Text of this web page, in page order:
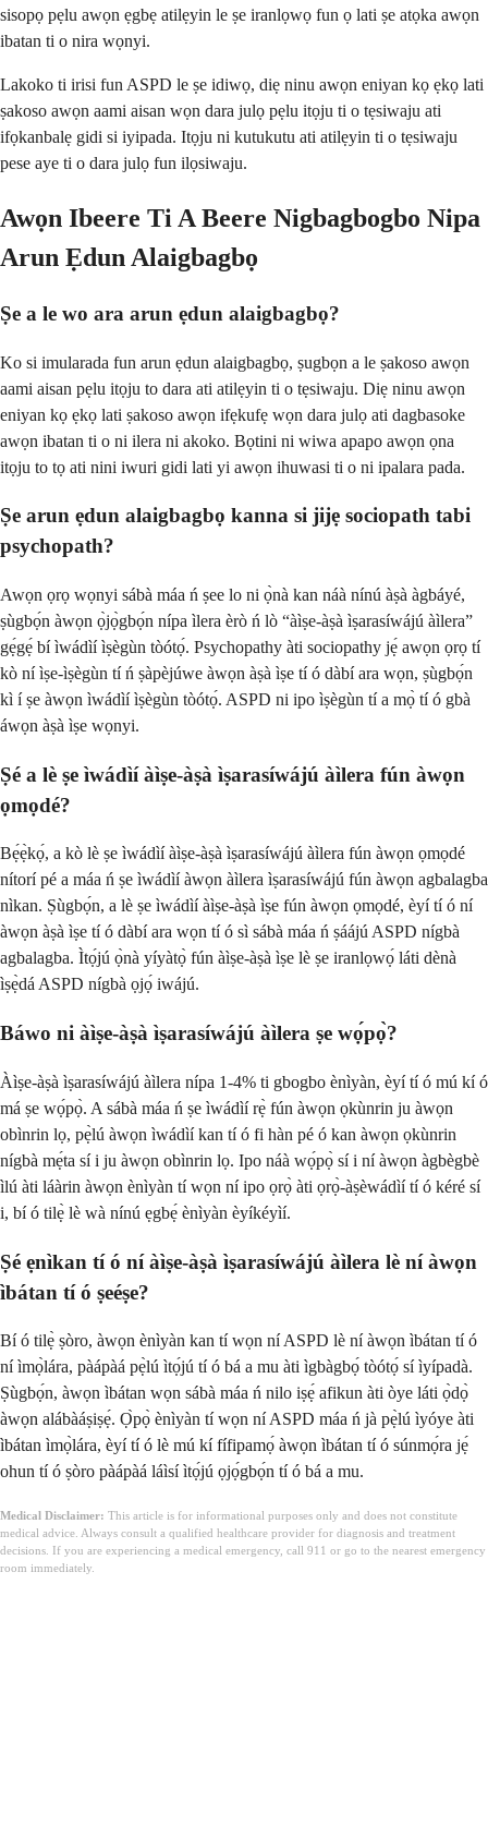
sisopọ pẹlu awọn ẹgbẹ atilẹyin le ṣe iranlọwọ fun ọ lati ṣe atọka awọn
ibatan ti o nira wọnyi.
Lakoko ti irisi fun ASPD le ṣe idiwọ, diẹ ninu awọn eniyan kọ ẹkọ lati
ṣakoso awọn aami aisan wọn dara julọ pẹlu itọju ti o tẹsiwaju ati
ifọkanbalẹ gidi si iyipada. Itọju ni kutukutu ati atilẹyin ti o tẹsiwaju
pese aye ti o dara julọ fun ilọsiwaju.
Awọn Ibeere Ti A Beere Nigbagbogbo Nipa
Arun Ẹdun Alaigbagbọ
Ṣe a le wo ara arun ẹdun alaigbagbọ?
Ko si imularada fun arun ẹdun alaigbagbọ, ṣugbọn a le ṣakoso awọn
aami aisan pẹlu itọju to dara ati atilẹyin ti o tẹsiwaju. Diẹ ninu awọn
eniyan kọ ẹkọ lati ṣakoso awọn ifẹkufẹ wọn dara julọ ati dagbasoke
awọn ibatan ti o ni ilera ni akoko. Bọtini ni wiwa apapo awọn ọna
itọju to tọ ati nini iwuri gidi lati yi awọn ihuwasi ti o ni ipalara pada.
Ṣe arun ẹdun alaigbagbọ kanna si jijẹ sociopath tabi
psychopath?
Awọn ọrọ wọnyi sábà máa ń ṣee lo ni ọ̀nà kan náà nínú àṣà àgbáyé,
ṣùgbọ́n àwọn ọ̀jọ̀gbọ́n nípa ìlera èrò ń lò “àìṣe-àṣà ìṣarasíwájú àìlera”
gẹ́gẹ́ bí ìwádìí ìṣègùn tòótọ́. Psychopathy àti sociopathy jẹ́ awọn ọrọ tí
kò ní ìṣe-ìṣègùn tí ń ṣàpèjúwe àwọn àṣà ìṣe tí ó dàbí ara wọn, ṣùgbọ́n
kì í ṣe àwọn ìwádìí ìṣègùn tòótọ́. ASPD ni ipo ìṣègùn tí a mọ̀ tí ó gbà
áwọn àṣà ìṣe wọnyi.
Ṣé a lè ṣe ìwádìí àìṣe-àṣà ìṣarasíwájú àìlera fún àwọn
ọmọdé?
Bẹ́ẹ̀kọ́, a kò lè ṣe ìwádìí àìṣe-àṣà ìṣarasíwájú àìlera fún àwọn ọmọdé
nítorí pé a máa ń ṣe ìwádìí àwọn àìlera ìṣarasíwájú fún àwọn agbalagba
nìkan. Ṣùgbọ́n, a lè ṣe ìwádìí àìṣe-àṣà ìṣe fún àwọn ọmọdé, èyí tí ó ní
àwọn àṣà ìṣe tí ó dàbí ara wọn tí ó sì sábà máa ń ṣáájú ASPD nígbà
agbalagba. Ìtọ́jú ọ̀nà yíyàtọ̀ fún àìṣe-àṣà ìṣe lè ṣe iranlọwọ́ láti dènà
ìṣẹ̀dá ASPD nígbà ọjọ́ iwájú.
Báwo ni àìṣe-àṣà ìṣarasíwájú àìlera ṣe wọ́pọ̀?
Àìṣe-àṣà ìṣarasíwájú àìlera nípa 1-4% ti gbogbo ènìyàn, èyí tí ó mú kí ó
má ṣe wọ́pọ̀. A sábà máa ń ṣe ìwádìí rẹ̀ fún àwọn ọkùnrin ju àwọn
obìnrin lọ, pẹ̀lú àwọn ìwádìí kan tí ó fi hàn pé ó kan àwọn ọkùnrin
nígbà mẹ́ta sí i ju àwọn obìnrin lọ. Ipo náà wọ́pọ̀ sí i ní àwọn àgbègbè
ìlú àti láàrin àwọn ènìyàn tí wọn ní ipo ọrọ̀ àti ọrọ̀-àṣèwádìí tí ó kéré sí
i, bí ó tilẹ̀ lè wà nínú ẹgbẹ́ ènìyàn èyíkéyìí.
Ṣé ẹnìkan tí ó ní àìṣe-àṣà ìṣarasíwájú àìlera lè ní àwọn
ìbátan tí ó ṣeéṣe?
Bí ó tilẹ̀ ṣòro, àwọn ènìyàn kan tí wọn ní ASPD lè ní àwọn ìbátan tí ó
ní ìmọ̀lára, pàápàá pẹ̀lú ìtọ́jú tí ó bá a mu àti ìgbàgbọ́ tòótọ́ sí ìyípadà.
Ṣùgbọ́n, àwọn ìbátan wọn sábà máa ń nilo iṣẹ́ afikun àti òye láti ọ̀dọ̀
àwọn alábàáṣiṣẹ́. Ọ̀pọ̀ ènìyàn tí wọn ní ASPD máa ń jà pẹ̀lú ìyóye àti
ìbátan ìmọ̀lára, èyí tí ó lè mú kí fífipamọ́ àwọn ìbátan tí ó súnmọ́ra jẹ́
ohun tí ó ṣòro pàápàá láìsí ìtọ́jú ọjọ́gbọ́n tí ó bá a mu.
Medical Disclaimer: This article is for informational purposes only and does not constitute
medical advice. Always consult a qualified healthcare provider for diagnosis and treatment
decisions. If you are experiencing a medical emergency, call 911 or go to the nearest emergency
room immediately.